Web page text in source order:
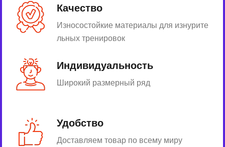
Качество
Износостойкие материалы для изнурите
льных тренировок
Индивидуальность
Широкий размерный ряд
Удобство
Доставляем товар по всему миру